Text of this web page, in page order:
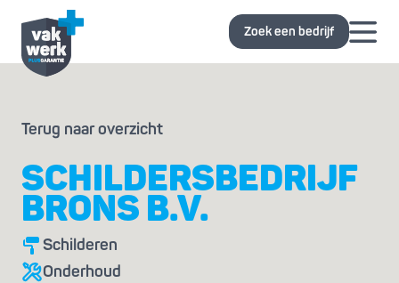
Zoek een bedrijf
Terug naar overzicht
SCHILDERSBEDRIJF
BRONS B.V.
Schilderen
Onderhoud